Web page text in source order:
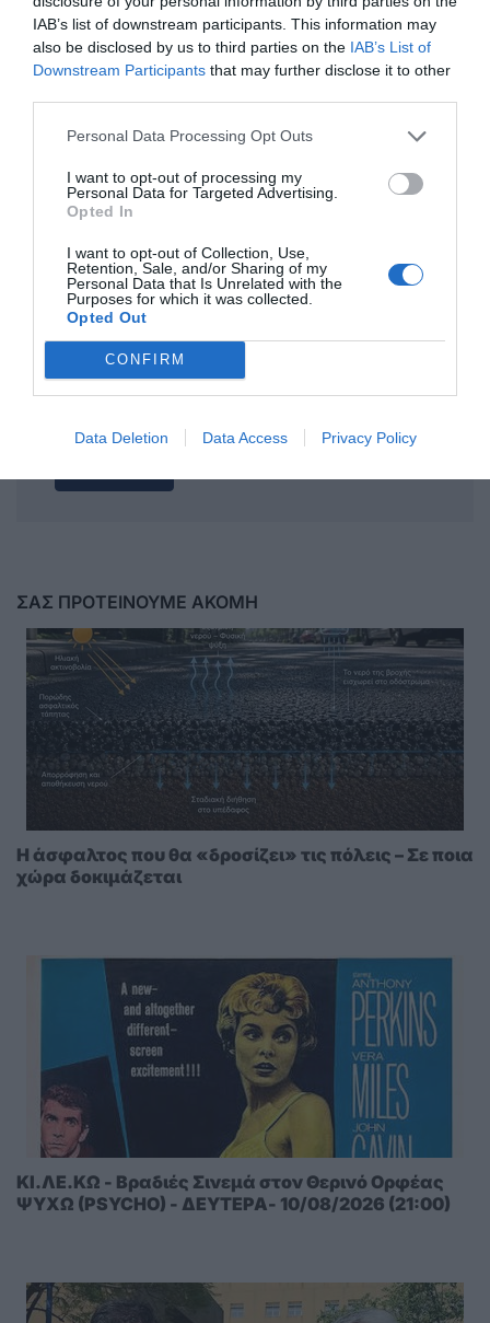
IAB’s list of downstream participants. This information may
also be disclosed by us to third parties on the IAB’s List of
Downstream Participants that may further disclose it to other
Personal Data Processing Opt Outs
I want to opt-out of processing my
Personal Data for Targeted Advertising.
Opted In
I want to opt-out of Collection, Use,
Retention, Sale, and/or Sharing of my
Personal Data that Is Unrelated with the
Purposes for which it was collected.
Opted Out
CONFIRM
Data Deletion Data Access Privacy Policy
ΤΙΤΛΟΣ
ΣΑΣ ΠΡΟΤΕΙΝΟΥΜΕ ΑΚΟΜΗ
Η άσφαλτος που θα «δροσίζει» τις πόλεις – Σε ποια
χώρα δοκιμάζεται
ΚΙ.ΛΕ.ΚΩ - Βραδιές Σινεμά στον Θερινό Ορφέας
ΨΥΧΩ (PSYCHO) - ΔΕΥΤΕΡΑ- 10/08/2026 (21:00)